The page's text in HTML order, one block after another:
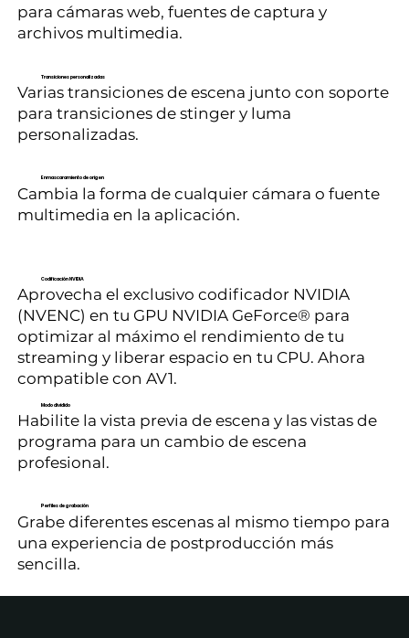
para cámaras web, fuentes de captura y
archivos multimedia.
Transiciones personalizadas
Varias transiciones de escena junto con soporte
para transiciones de stinger y luma
personalizadas.
Enmascaramiento de origen
Cambia la forma de cualquier cámara o fuente
multimedia en la aplicación.
Codificación NVIDIA
Aprovecha el exclusivo codificador NVIDIA
(NVENC) en tu GPU NVIDIA GeForce® para
optimizar al máximo el rendimiento de tu
streaming y liberar espacio en tu CPU. Ahora
compatible con AV1.
Modo dividido
Habilite la vista previa de escena y las vistas de
programa para un cambio de escena
profesional.
Perfiles de grabación
Grabe diferentes escenas al mismo tiempo para
una experiencia de postproducción más
sencilla.